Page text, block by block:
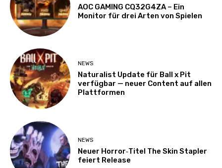
AOC GAMING CQ32G4ZA – Ein
Monitor für drei Arten von Spielen
NEWS
Naturalist Update für Ball x Pit
verfügbar — neuer Content auf allen
Plattformen
NEWS
Neuer Horror‑Titel The Skin Stapler
feiert Release